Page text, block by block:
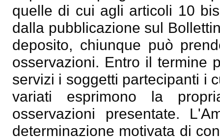
quelle di cui agli articoli 10
dalla pubblicazione sul
deposito, chiunque può
osservazioni. Entro il termine
servizi i soggetti partecipanti i
variati esprimono la
osservazioni presentate.
determinazione motivata di